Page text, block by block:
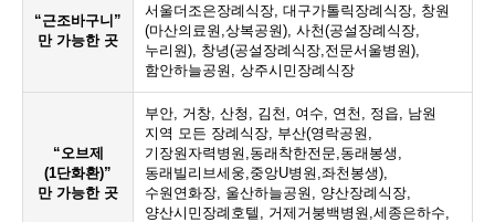
“근조바구니”
만 가능한 곳
서울더조은장례식장, 대구가톨릭장례식장, 창원
(마산의료원,상복공원), 사천(공설장례식장,
누리원), 창녕(공설장례식장,전문서울병원),
함안하늘공원, 상주시민장례식장
“오브제
(1단화환)”
만 가능한 곳
부안, 거창, 산청, 김천, 여수, 연천, 정읍, 남원
지역 모든 장례식장, 부산(영락공원,
기장원자력병원,동래착한전문,동래봉생,
동래빌리브세웅,중앙U병원,좌천봉생),
수원연화장, 울산하늘공원, 양산장례식장,
양산시민장례호텔, 거제거붕백병원,세종은하수,